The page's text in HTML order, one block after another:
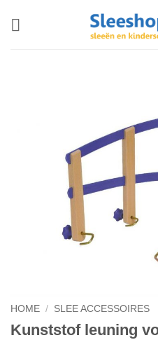
HOME / SLEE ACCESSOIRES
Kunststof leuning